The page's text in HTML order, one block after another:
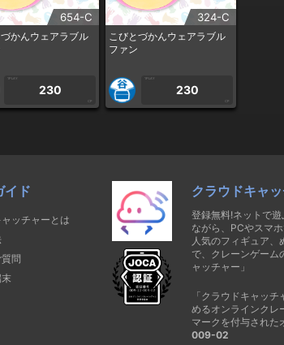
654-C
かんウェアラブル
1PLAY
230
CP
324-C
こびとづかんウェアラブル
ファン
1PLAY
230
CP
イド
ッチャーとは
問
クラウドキャ
登録無料!ネットで
ながら、PCやスマ
人気のフィギュア
で、クレーンゲーム
ャッチャー」
「クラウドキャッ
めるオンラインクレ
マークを付与された
009-02